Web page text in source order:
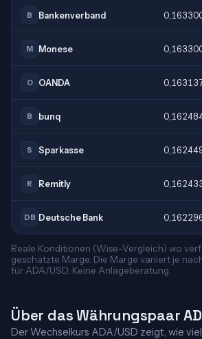
B Bankenverband
M Monese
O OANDA
B bunq
S Sparkasse
R Remitly
DB Deutsche Bank
Reale Konditionen (Wise-Vergleich) wo
geschätzte Marge. Die Marge variiert je
für ADA/USD. Keine Anlageberatung.
Über das Währungspaar
Der Wechselkurs ADA/USD zeigt, wie